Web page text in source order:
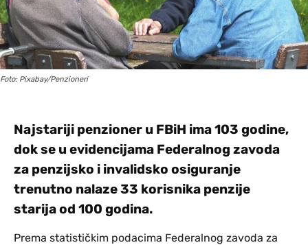
Foto: Pixabay/Penzioneri
Najstariji penzioner u FBiH ima 103 godine,
dok se u evidencijama Federalnog zavoda
za penzijsko i invalidsko osiguranje
trenutno nalaze 33 korisnika penzije
starija od 100 godina.
Prema statističkim podacima Federalnog zavoda za